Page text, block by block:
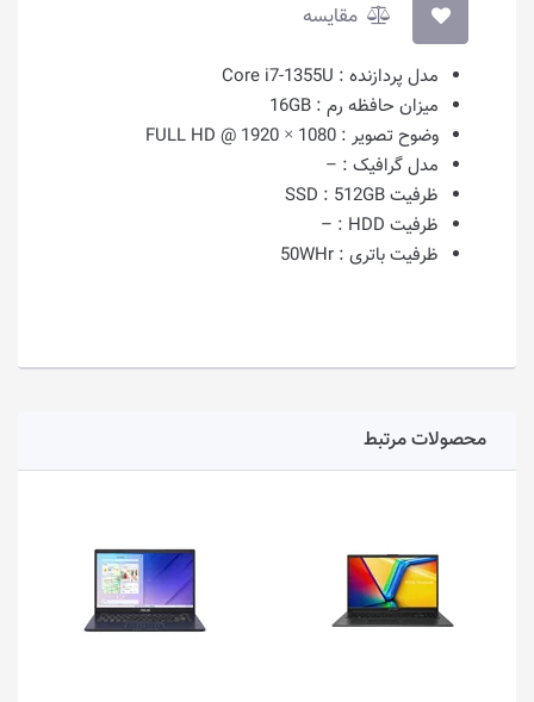
مقایسه
مدل پردازنده : Core i7-1355U
میزان حافظه رم : 16GB
وضوح تصویر : 1080 × 1920 @ FULL HD
مدل گرافیک : –
ظرفیت SSD :512GB
ظرفیت HDD :
–
ظرفیت باتری : 50WHr
محصولات مرتبط